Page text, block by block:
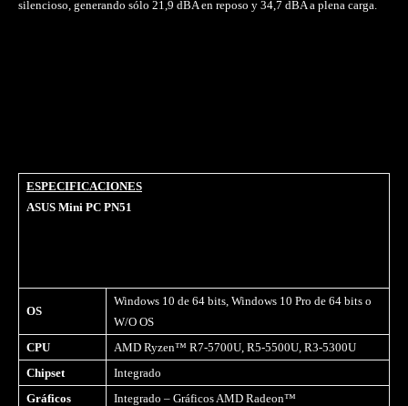
silencioso, generando sólo 21,9 dBA en reposo y 34,7 dBA a plena carga.
ESPECIFICACIONES
ASUS Mini PC PN51
OS
Windows 10 de 64 bits, Windows 10 Pro de 64 bits o
W/O OS
CPU
AMD Ryzen™ R7-5700U, R5-5500U, R3-5300U
Chipset
Integrado
Gráficos
Integrado – Gráficos AMD Radeon™